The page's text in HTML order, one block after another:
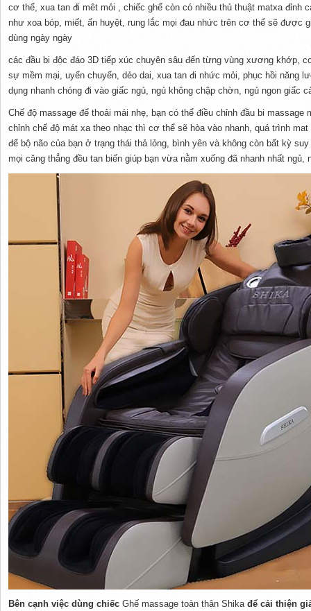
cơ thể, xua tan đi mêt mỏi , chiếc ghế còn có nhiều thủ thuật matxa đỉnh
như xoa bóp, miết, ấn huyệt, rung lắc mọi đau nhức trên cơ thể sẽ được
dùng ngày ngày
các đầu bi độc đáo 3D tiếp xúc chuyên sâu đến từng vùng xương khớp,
sự mềm mại, uyển chuyển, dẻo dai, xua tan đi nhức mỏi, phục hồi năng
dụng nhanh chóng đi vào giấc ngủ, ngủ không chập chờn, ngủ ngon giấc
Chế độ massage để thoải mái nhẹ, bạn có thể điều chỉnh đầu bi massage
chỉnh chế độ mát xa theo nhạc thì cơ thể sẽ hòa vào nhanh, quá trình
để bộ não của bạn ở trạng thái thả lỏng, bình yên và không còn bất kỳ
mọi căng thẳng đều tan biến giúp bạn vừa nằm xuống đã nhanh nhất ngủ,
Bên cạnh việc dùng chiếc Ghế massage toàn thân Shikađể cải thiện